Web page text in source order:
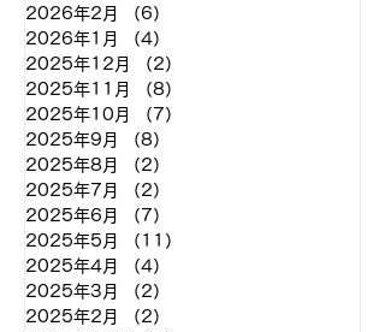
2026年2月
（6）
2026年1月
（4）
2025年12月
（2）
2025年11月
（8）
2025年10月
（7）
2025年9月
（8）
2025年8月
（2）
2025年7月
（2）
2025年6月
（7）
2025年5月
（11）
2025年4月
（4）
2025年3月
（2）
2025年2月
（2）